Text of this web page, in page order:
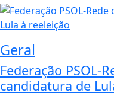
Geral
Federação PSOL-
candidatura de